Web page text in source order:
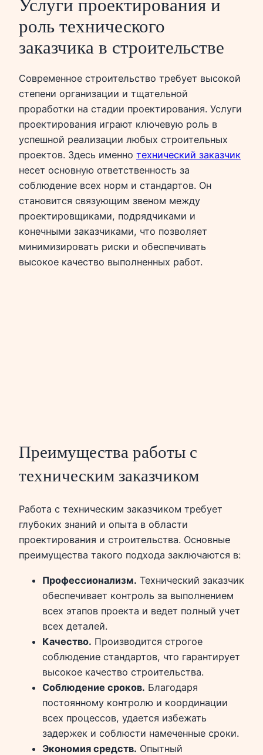
Услуги проектирования и
роль технического
заказчика в строительстве
Современное строительство требует высокой
степени организации и тщательной
проработки на стадии проектирования. Услуги
проектирования играют ключевую роль в
успешной реализации любых строительных
проектов. Здесь именно технический заказчик
несет основную ответственность за
соблюдение всех норм и стандартов. Он
становится связующим звеном между
проектировщиками, подрядчиками и
конечными заказчиками, что позволяет
минимизировать риски и обеспечивать
высокое качество выполненных работ.
Преимущества работы с
техническим заказчиком
Работа с техническим заказчиком требует
глубоких знаний и опыта в области
проектирования и строительства. Основные
преимущества такого подхода заключаются в:
Профессионализм. Технический заказчик
обеспечивает контроль за выполнением
всех этапов проекта и ведет полный учет
всех деталей.
Качество. Производится строгое
соблюдение стандартов, что гарантирует
высокое качество строительства.
Соблюдение сроков. Благодаря
постоянному контролю и координации
всех процессов, удается избежать
задержек и соблюсти намеченные сроки.
Экономия средств. Опытный